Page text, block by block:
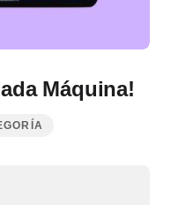
Máquina!